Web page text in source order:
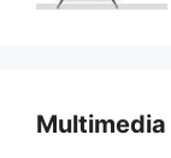
Multimedia